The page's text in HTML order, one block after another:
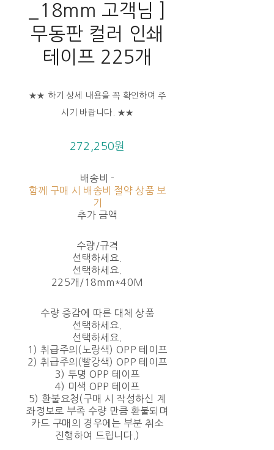
_18mm 고객님 ]
무동판 컬러 인쇄
테이프 225개
★★ 하기 상세 내용을 꼭 확인하여 주
시기 바랍니다. ★★
272,250원
배송비 -
함께 구매 시 배송비 절약 상품 보
기
추가 금액
수량/규격
선택하세요.
선택하세요.
225개/18mm*40M
수량 증감에 따른 대체 상품
선택하세요.
선택하세요.
1) 취급주의(노랑색) OPP 테이프
2) 취급주의(빨강색) OPP 테이프
3) 투명 OPP 테이프
4) 미색 OPP 테이프
5) 환불요청(구매 시 작성하신 계
좌정보로 부족 수량 만큼 환불되며
카드 구매의 경우에는 부분 취소
진행하여 드립니다.)